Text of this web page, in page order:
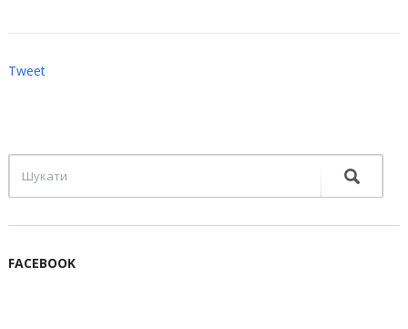
Tweet
FACEBOOK